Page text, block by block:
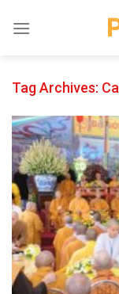
Tag Archives: